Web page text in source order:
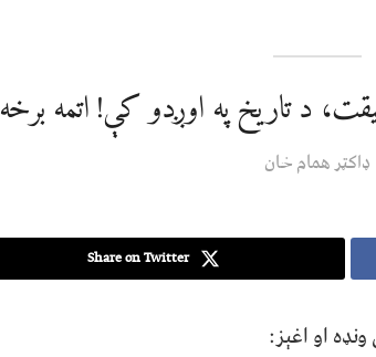
د تاریخ په اوږدو کې! اتمه برخه
ډاکټر همام خان
Share on Twitter
او اغېز: